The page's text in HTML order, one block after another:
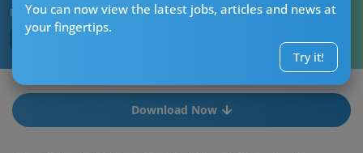
You can now view the latest jobs, articles and news at
your fingertips.
Try it!
Published: 2024-02-19
Download Now